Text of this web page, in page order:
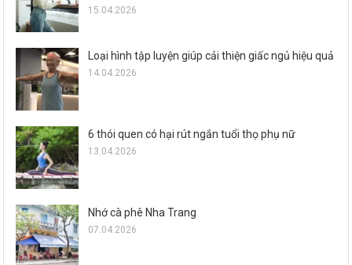
15.04.2026
Loại hình tập luyện giúp cải thiện giấc ngủ hiệu quả
14.04.2026
6 thói quen có hại rút ngắn tuổi thọ phụ nữ
13.04.2026
Nhớ cà phê Nha Trang
07.04.2026